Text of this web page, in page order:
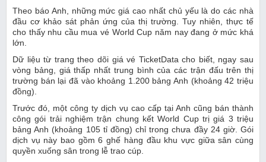
Theo báo Anh, những mức giá cao nhất chủ yếu là do các nhà
đầu cơ khảo sát phản ứng của thị trường. Tuy nhiên, thực tế
cho thấy nhu cầu mua vé World Cup năm nay đang ở mức khá
lớn.
Dữ liệu từ trang theo dõi giá vé TicketData cho biết, ngay sau
vòng bảng, giá thấp nhất trung bình của các trận đấu trên thị
trường bán lại đã vào khoảng 1.200 bảng Anh (khoảng 42 triệu
đồng).
Trước đó, một công ty dịch vụ cao cấp tại Anh cũng bán thành
công gói trải nghiệm trận chung kết World Cup trị giá 3 triệu
bảng Anh (khoảng 105 tỉ đồng) chỉ trong chưa đầy 24 giờ. Gói
dịch vụ này bao gồm 6 ghế hàng đầu khu vực giữa sân cùng
quyền xuống sân trong lễ trao cúp.